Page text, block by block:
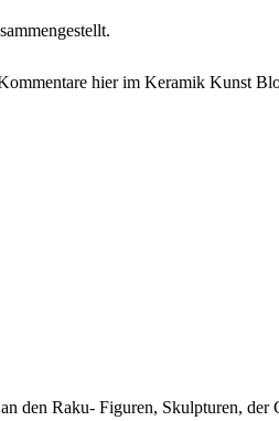
hier im Keramik Kunst
den Raku- Figuren, Skulpturen,